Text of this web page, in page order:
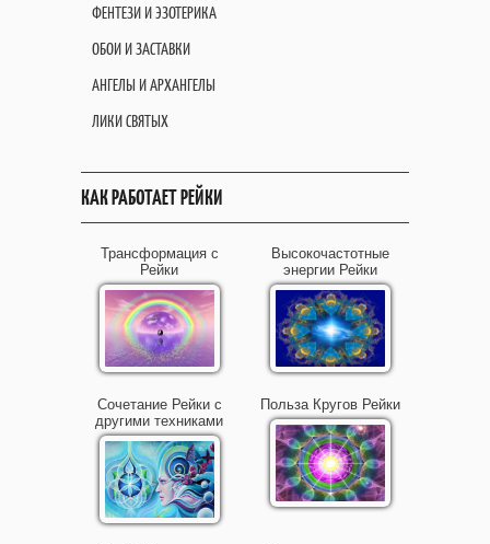
ФЕНТЕЗИ И ЭЗОТЕРИКА
ОБОИ И ЗАСТАВКИ
АНГЕЛЫ И АРХАНГЕЛЫ
ЛИКИ СВЯТЫХ
КАК РАБОТАЕТ РЕЙКИ
Трансформация с
Рейки
Высокочастотные
энергии Рейки
Сочетание Рейки с
другими техниками
Польза Кругов Рейки